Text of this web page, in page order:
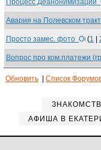
Процесс Деанонимизации
Авария на Полевском
Просто замес. фото (1
Вопрос про ком.платежи
Обновить Список
АФИША В